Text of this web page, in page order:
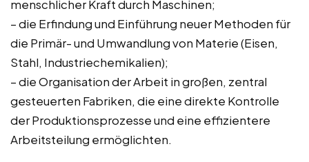
menschlicher Kraft durch Maschinen;
– die Erfindung und Einführung neuer Methoden für
die Primär- und Umwandlung von Materie (Eisen,
Stahl, Industriechemikalien);
– die Organisation der Arbeit in großen, zentral
gesteuerten Fabriken, die eine direkte Kontrolle
der Produktionsprozesse und eine effizientere
Arbeitsteilung ermöglichten.